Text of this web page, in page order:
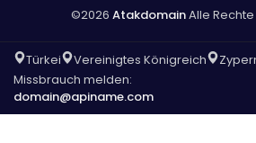
©2026 AtakdomainAlle
Türkei Vereinigtes Königreich
Missbrauch melden:
domain@apiname.com